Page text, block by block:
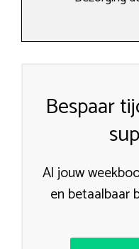
Bespaar
Al jouw
en betaalbaar